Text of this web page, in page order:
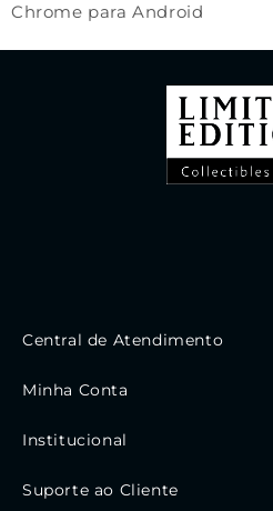
Chrome para Android
Central de Atendimento
De segunda a sexta das 9:00hrs
Minha Conta
Minha Conta
Nossa Loja
Institucional
Quem somos
Suporte ao Cliente